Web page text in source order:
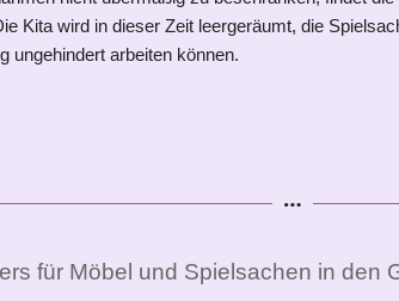
Kita wird in dieser Zeit leergeräumt, die
ungehindert arbeiten können.
für Möbel und Spielsachen in den